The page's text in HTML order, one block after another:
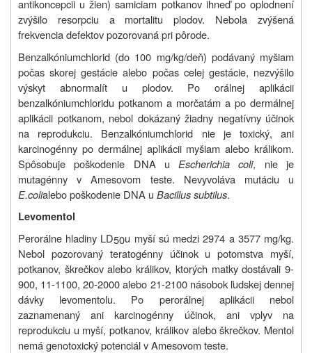
antikoncepcii u žien) samiciam potkanov ihneď po oplodnení
zvýšilo resorpciu a mortalitu plodov. Nebola zvýšená
frekvencia defektov pozorovaná pri pôrode.
Benzalkóniumchlorid (do 100 mg/kg/deň) podávaný myšiam
počas skorej gestácie alebo počas celej gestácie, nezvýšilo
výskyt abnormalít u plodov. Po orálnej aplikácii
benzalkóniumchloridu potkanom a morčatám a po dermálnej
aplikácii potkanom, nebol dokázaný žiadny negatívny účinok
na reprodukciu. Benzalkóniumchlorid nie je toxický, ani
karcinogénny po dermálnej aplikácii myšiam alebo králikom.
Spôsobuje poškodenie DNA u Escherichia coli, nie je
mutagénny v Amesovom teste. Nevyvoláva mutáciu u
E.colialebo poškodenie DNA u Bacillus subtilus.
Levomentol
Perorálne hladiny LD50u myší sú medzi 2974 a 3577 mg/kg.
Nebol pozorovaný teratogénny účinok u potomstva myší,
potkanov, škrečkov alebo králikov, ktorých matky dostávali 9-
900, 11-1100, 20-2000 alebo 21-2100 násobok ľudskej dennej
dávky levomentolu. Po perorálnej aplikácii nebol
zaznamenaný ani karcinogénny účinok, ani vplyv na
reprodukciu u myší, potkanov, králikov alebo škrečkov. Mentol
nemá genotoxický potenciál v Amesovom teste.